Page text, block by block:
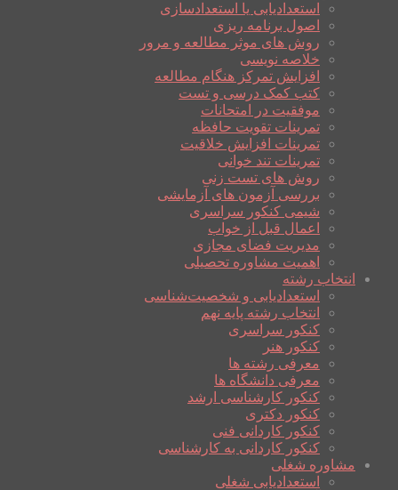
استعدادیابی یا استعدادسازی
اصول برنامه ریزی
روش های موثر مطالعه و مرور
خلاصه نویسی
افزایش تمرکز هنگام مطالعه
کتب کمک درسی و تست
موفقیت در امتحانات
تمرینات تقویت حافظه
تمرینات افزایش خلاقیت
تمرینات تند خوانی
روش های تست زنی
بررسی آزمون های آزمایشی
شیمی کنکور سراسری
اعمال قبل از خواب
مدیریت فضای مجازی
اهمیت مشاوره تحصیلی
انتخاب رشته
استعدادیابی و شخصیت‌شناسی
انتخاب رشته پایه نهم
کنکور سراسری
کنکور هنر
معرفی رشته ها
معرفی دانشگاه ها
کنکور کارشناسی ارشد
کنکور دکتری
کنکور کاردانی فنی
کنکور کاردانی به کارشناسی
مشاوره شغلی
استعدادیابی شغلی